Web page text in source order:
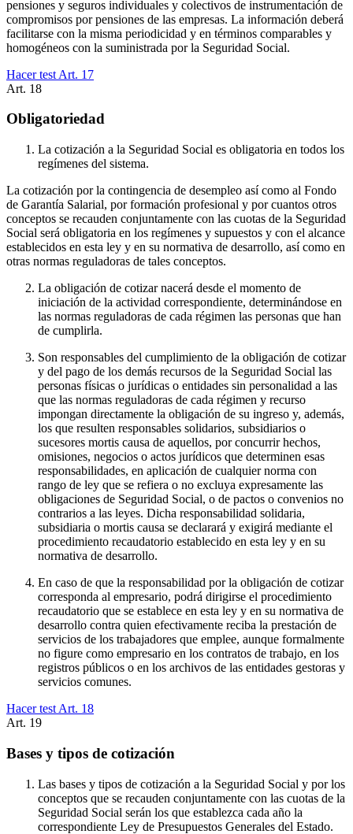
pensiones y seguros individuales y colectivos de instrumentación de
compromisos por pensiones de las empresas. La información deberá
facilitarse con la misma periodicidad y en términos comparables y
homogéneos con la suministrada por la Seguridad Social.
Hacer test Art. 17
Art. 18
Obligatoriedad
La cotización a la Seguridad Social es obligatoria en todos los
regímenes del sistema.
La cotización por la contingencia de desempleo así como al Fondo
de Garantía Salarial, por formación profesional y por cuantos otros
conceptos se recauden conjuntamente con las cuotas de la Seguridad
Social será obligatoria en los regímenes y supuestos y con el alcance
establecidos en esta ley y en su normativa de desarrollo, así como en
otras normas reguladoras de tales conceptos.
La obligación de cotizar nacerá desde el momento de
iniciación de la actividad correspondiente, determinándose en
las normas reguladoras de cada régimen las personas que han
de cumplirla.
Son responsables del cumplimiento de la obligación de cotizar
y del pago de los demás recursos de la Seguridad Social las
personas físicas o jurídicas o entidades sin personalidad a las
que las normas reguladoras de cada régimen y recurso
impongan directamente la obligación de su ingreso y, además,
los que resulten responsables solidarios, subsidiarios o
sucesores mortis causa de aquellos, por concurrir hechos,
omisiones, negocios o actos jurídicos que determinen esas
responsabilidades, en aplicación de cualquier norma con
rango de ley que se refiera o no excluya expresamente las
obligaciones de Seguridad Social, o de pactos o convenios no
contrarios a las leyes. Dicha responsabilidad solidaria,
subsidiaria o mortis causa se declarará y exigirá mediante el
procedimiento recaudatorio establecido en esta ley y en su
normativa de desarrollo.
En caso de que la responsabilidad por la obligación de cotizar
corresponda al empresario, podrá dirigirse el procedimiento
recaudatorio que se establece en esta ley y en su normativa de
desarrollo contra quien efectivamente reciba la prestación de
servicios de los trabajadores que emplee, aunque formalmente
no figure como empresario en los contratos de trabajo, en los
registros públicos o en los archivos de las entidades gestoras y
servicios comunes.
Hacer test Art. 18
Art. 19
Bases y tipos de cotización
Las bases y tipos de cotización a la Seguridad Social y por los
conceptos que se recauden conjuntamente con las cuotas de la
Seguridad Social serán los que establezca cada año la
correspondiente Ley de Presupuestos Generales del Estado.